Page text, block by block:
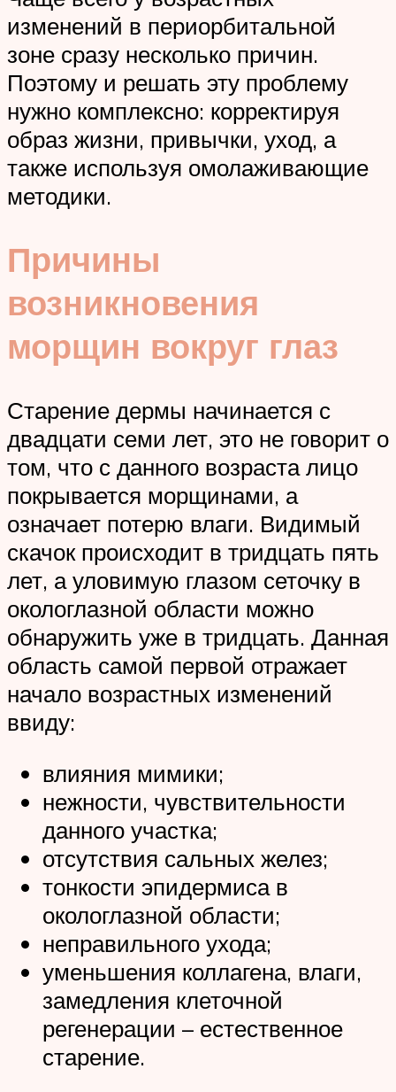
изменений в периорбитальной
зоне сразу несколько причин.
Поэтому и решать эту проблему
нужно комплексно: корректируя
образ жизни, привычки, уход, а
также используя омолаживающие
методики.
Причины
возникновения
морщин вокруг глаз
Старение дермы начинается с
двадцати семи лет, это не говорит о
том, что с данного возраста лицо
покрывается морщинами, а
означает потерю влаги. Видимый
скачок происходит в тридцать пять
лет, а уловимую глазом сеточку в
окологлазной области можно
обнаружить уже в тридцать. Данная
область самой первой отражает
начало возрастных изменений
ввиду:
влияния мимики;
нежности, чувствительности
данного участка;
отсутствия сальных желез;
тонкости эпидермиса в
окологлазной области;
неправильного ухода;
уменьшения коллагена, влаги,
замедления клеточной
регенерации – естественное
старение.